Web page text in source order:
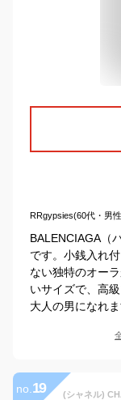
RRgypsies(60代・男
BALENCIAGA（
です。小銭入れ
ない独特のオー
いサイズで、高
大人の男になれま
no. 19